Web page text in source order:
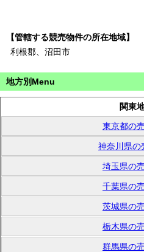
【管轄する競売物件の所在地域】
利根郡、沼田市
地方別Menu
関東
東京都の
神奈川県の
埼玉県の
千葉県の
茨城県の
栃木県の
群馬県の